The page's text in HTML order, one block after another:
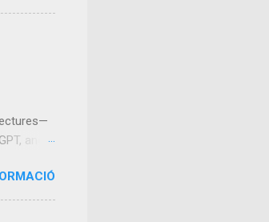
però
a
del
el 30%
and
MicroAI